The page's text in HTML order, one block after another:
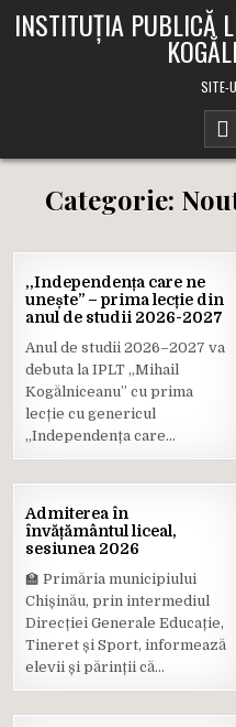
INSTITUȚIA PUBLICĂ
SITE-
Categorie:
31
IUL.
2026
in
,,Independența care ne
unește” – prima lecție din
anul de studii 2026-2027
Anul de studii 2026–2027 va
debuta la IPLT „Mihail
Kogălniceanu” cu prima
lecție cu genericul
„Independența care…
in
Admiterea în
învățământul liceal,
sesiunea 2026
🏫 Primăria municipiului
Chișinău, prin intermediul
Direcției Generale Educație,
Tineret și Sport, informează
elevii și părinții că…